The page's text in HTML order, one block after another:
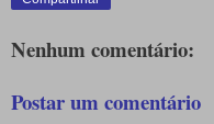
Nenhum comentário:
Postar um comentário